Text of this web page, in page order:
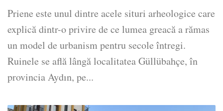
Priene este unul dintre acele situri arheologice care
explică dintr-o privire de ce lumea greacă a rămas
un model de urbanism pentru secole întregi.
Ruinele se află lângă localitatea Güllübahçe, în
provincia Aydın, pe...